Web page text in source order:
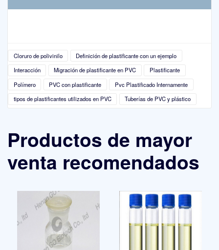
Cloruro de polivinilo
Definición de plastificante con un ejemplo
Interacción
Migración de plastificante en PVC
Plastificante
Polímero
PVC con plastificante
Pvc Plastificado Internamente
tipos de plastificantes utilizados en PVC
Tuberías de PVC y plástico
Productos de mayor
venta recomendados